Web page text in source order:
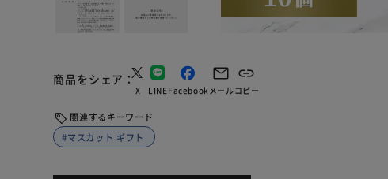
商品をシェア
X LINEFacebookメールコピー
関連するキーワード
#マスカット ギフト